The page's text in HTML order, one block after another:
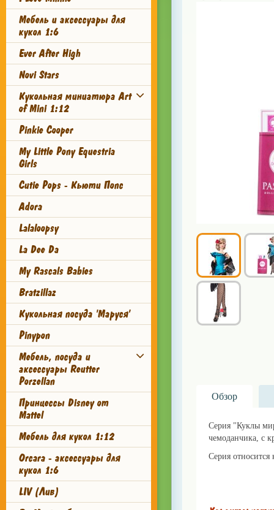
Мебель и аксессуары для
кукол 1:6
Ever After High
Novi Stars
Кукольная миниатюра Art
of Mini 1:12
Pinkie Cooper
My Little Pony Equestria
Girls
Cutie Pops - Кьюти Попс
Adora
Lalaloopsy
La Dee Da
My Rascals Babies
Bratzillaz
Кукольная посуда 'Маруся'
Pinypon
Мебель, посуда и
аксессуары Reutter
Porzellan
Принцессы Disney от
Mattel
Мебель для кукол 1:12
Orcara - аксессуары для
кукол 1:6
LIV (Лив)
Обзор
Серия "Куклы
чемоданчика, с
Серия